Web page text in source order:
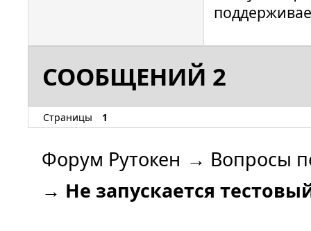
СООБЩЕНИЙ 2
Страницы 1
Форум Рутокен → Вопросы
→ Не запускается